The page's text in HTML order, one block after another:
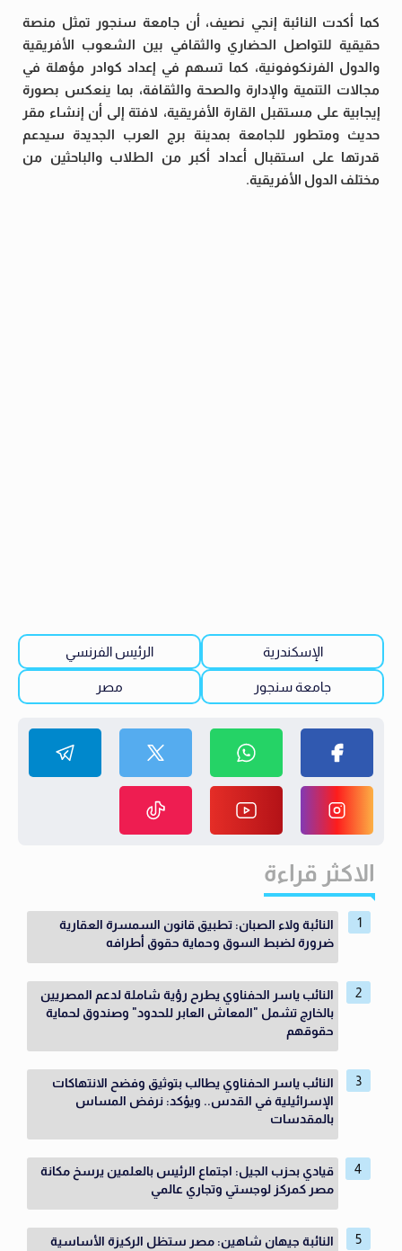
كما أكدت النائبة إنجي نصيف، أن جامعة سنجور تمثل منصة
حقيقية للتواصل الحضاري والثقافي بين الشعوب الأفريقية
والدول الفرنكوفونية، كما تسهم في إعداد كوادر مؤهلة في
مجالات التنمية والإدارة والصحة والثقافة، بما ينعكس بصورة
إيجابية على مستقبل القارة الأفريقية، لافتة إلى أن إنشاء مقر
حديث ومتطور للجامعة بمدينة برج العرب الجديدة سيدعم
قدرتها على استقبال أعداد أكبر من الطلاب والباحثين من
مختلف الدول الأفريقية.
الإسكندرية الرئيس الفرنسي
جامعة سنجور مصر
الاكثر قراءة
النائبة ولاء الصبان: تطبيق قانون السمسرة العقارية
ضرورة لضبط السوق وحماية حقوق أطرافه
النائب ياسر الحفناوي يطرح رؤية شاملة لدعم المصريين
بالخارج تشمل "المعاش العابر للحدود" وصندوق لحماية
حقوقهم
النائب ياسر الحفناوي يطالب بتوثيق وفضح الانتهاكات
الإسرائيلية في القدس.. ويؤكد: نرفض المساس
بالمقدسات
قيادي بحزب الجيل: اجتماع الرئيس بالعلمين يرسخ مكانة
مصر كمركز لوجستي وتجاري عالمي
النائبة جيهان شاهين: مصر ستظل الركيزة الأساسية